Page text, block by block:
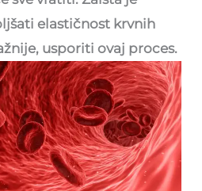
elastičnost krvnih
usporiti ovaj proces.